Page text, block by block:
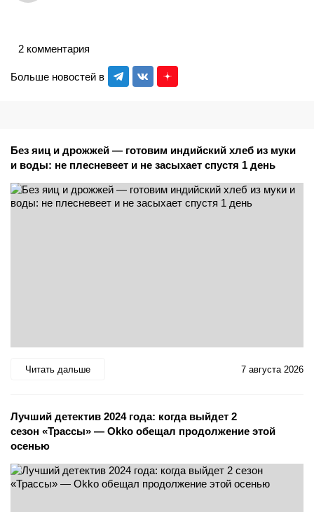
Больше новостей в
2 комментария
Без яиц и дрожжей — готовим индийский хлеб из муки
и воды: не плесневеет и не засыхает спустя 1 день
Читать дальше 7 августа 2026
Лучший детектив 2024 года: когда выйдет 2
сезон «Трассы» — Okko обещал продолжение этой
осенью